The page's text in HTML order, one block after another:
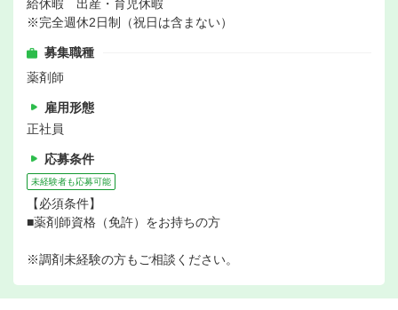
給休暇 出産・育児休暇
※完全週休2日制（祝日は含まない）
募集職種
薬剤師
雇用形態
正社員
応募条件
未経験者も応募可能
【必須条件】
■薬剤師資格（免許）をお持ちの方
※調剤未経験の方もご相談ください。